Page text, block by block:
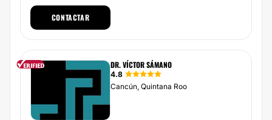
CONTACTAR
DR. VÍCTOR SÁMANO
4.8
Cancún, Quintana Roo